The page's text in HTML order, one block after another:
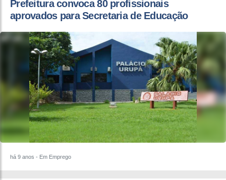
Prefeitura convoca 80 profissionais
aprovados para Secretaria de Educação
há 9 anos - Em Emprego